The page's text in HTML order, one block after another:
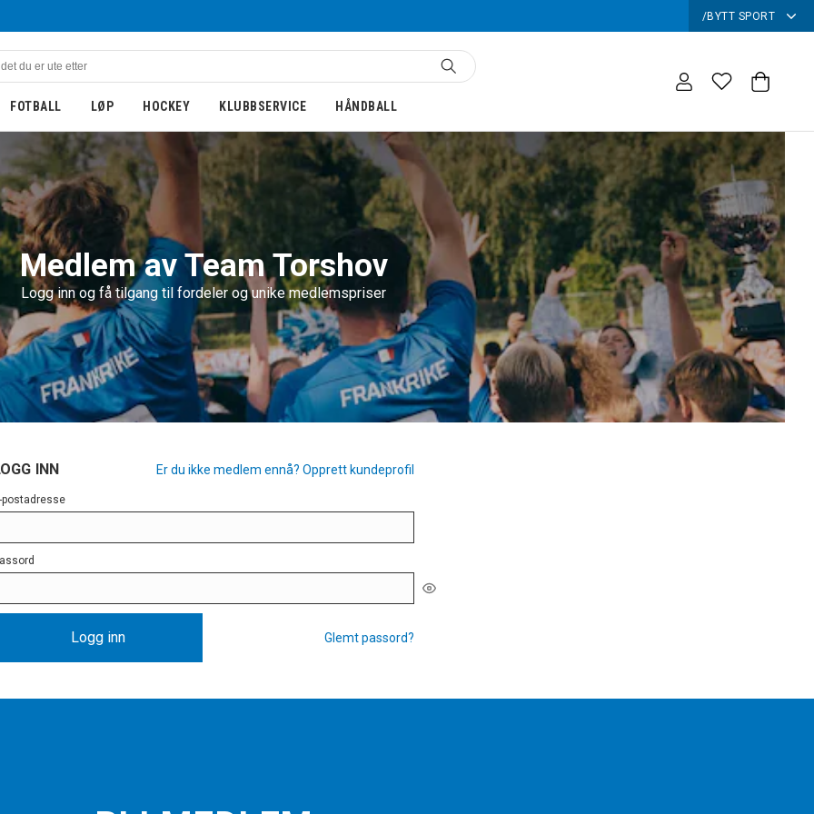
/BYTT SPORT
FOTBALL LØP HOCKEY KLUBBSERVICE HÅNDBALL
Medlem av Team Torshov
Logg inn og få tilgang til fordeler og unike medlemspriser
INN Er du ikke medlem ennå? Opprett kundeprofil
postadresse
Logg inn Glemt passord?